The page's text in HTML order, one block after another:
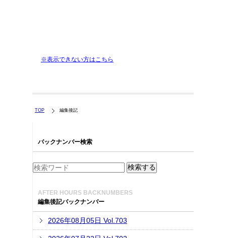
※表示できない方はこちら
TOP 編集後記
バックナンバー検索
AFTER HOURS BACKNUMBERS
編集後記バックナンバー
2026年08月05日 Vol.703